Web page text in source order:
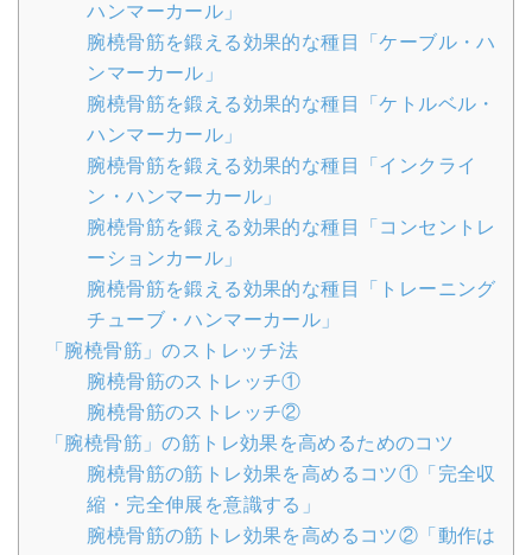
ハンマーカール」
腕橈骨筋を鍛える効果的な種目「ケーブル・ハ
ンマーカール」
腕橈骨筋を鍛える効果的な種目「ケトルベル・
ハンマーカール」
腕橈骨筋を鍛える効果的な種目「インクライ
ン・ハンマーカール」
腕橈骨筋を鍛える効果的な種目「コンセントレ
ーションカール」
腕橈骨筋を鍛える効果的な種目「トレーニング
チューブ・ハンマーカール」
「腕橈骨筋」のストレッチ法
腕橈骨筋のストレッチ①
腕橈骨筋のストレッチ②
「腕橈骨筋」の筋トレ効果を高めるためのコツ
腕橈骨筋の筋トレ効果を高めるコツ①「完全収
縮・完全伸展を意識する」
腕橈骨筋の筋トレ効果を高めるコツ②「動作は